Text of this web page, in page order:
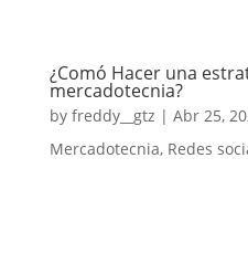
¿Comó Hacer una
mercadotecnia?
by freddy__gtz | Abr 25,
Mercadotecnia, Redes